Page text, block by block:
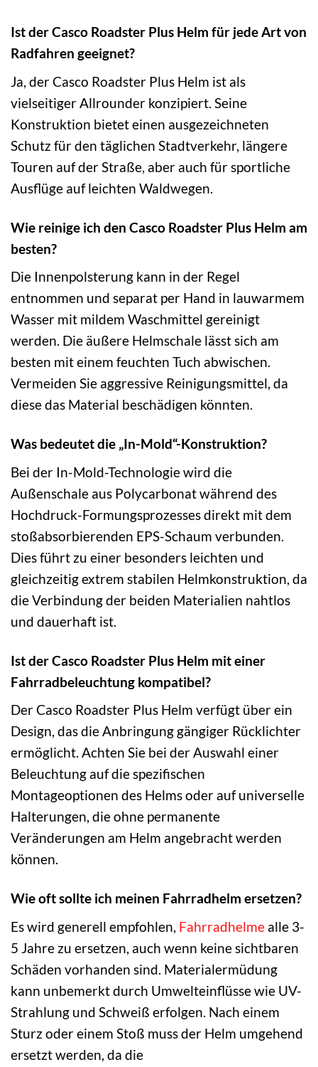
Ist der Casco Roadster Plus Helm für jede Art von
Radfahren geeignet?
Ja, der Casco Roadster Plus Helm ist als
vielseitiger Allrounder konzipiert. Seine
Konstruktion bietet einen ausgezeichneten
Schutz für den täglichen Stadtverkehr, längere
Touren auf der Straße, aber auch für sportliche
Ausflüge auf leichten Waldwegen.
Wie reinige ich den Casco Roadster Plus Helm am
besten?
Die Innenpolsterung kann in der Regel
entnommen und separat per Hand in lauwarmem
Wasser mit mildem Waschmittel gereinigt
werden. Die äußere Helmschale lässt sich am
besten mit einem feuchten Tuch abwischen.
Vermeiden Sie aggressive Reinigungsmittel, da
diese das Material beschädigen könnten.
Was bedeutet die „In-Mold“-Konstruktion?
Bei der In-Mold-Technologie wird die
Außenschale aus Polycarbonat während des
Hochdruck-Formungsprozesses direkt mit dem
stoßabsorbierenden EPS-Schaum verbunden.
Dies führt zu einer besonders leichten und
gleichzeitig extrem stabilen Helmkonstruktion, da
die Verbindung der beiden Materialien nahtlos
und dauerhaft ist.
Ist der Casco Roadster Plus Helm mit einer
Fahrradbeleuchtung kompatibel?
Der Casco Roadster Plus Helm verfügt über ein
Design, das die Anbringung gängiger Rücklichter
ermöglicht. Achten Sie bei der Auswahl einer
Beleuchtung auf die spezifischen
Montageoptionen des Helms oder auf universelle
Halterungen, die ohne permanente
Veränderungen am Helm angebracht werden
können.
Wie oft sollte ich meinen Fahrradhelm ersetzen?
Es wird generell empfohlen, Fahrradhelme alle 3-
5 Jahre zu ersetzen, auch wenn keine sichtbaren
Schäden vorhanden sind. Materialermüdung
kann unbemerkt durch Umwelteinflüsse wie UV-
Strahlung und Schweiß erfolgen. Nach einem
Sturz oder einem Stoß muss der Helm umgehend
ersetzt werden, da die